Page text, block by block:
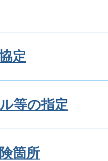
定
等の指定
箇所